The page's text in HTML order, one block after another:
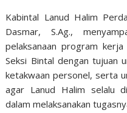
Kabintal Lanud Halim
Dasmar, S.Ag.,
pelaksanaan program
Seksi Bintal dengan tujuan
ketakwaan personel, serta
agar Lanud Halim selalu
dalam melaksanakan